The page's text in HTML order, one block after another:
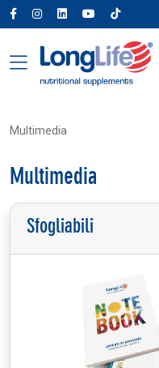
Multimedia
Multimedia
Sfogliabili